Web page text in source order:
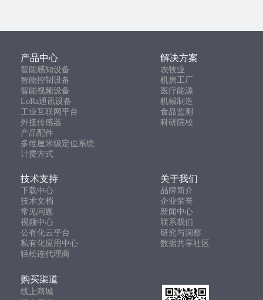
产品中心 解决方案
智能感知设备
农牧业
智能控制设备
机房工厂
智能视频设备
医疗能源
LoRa通讯设备
机械制造
工业互联网平台
食品监测
外接传感器
科研院校
产品配件
多维厘米级定位系统
计费方式
技术支持 关于我们
下载中心
品牌简介
技术文档
企业荣誉
常见问题
新闻中心
视频中心
联系我们
公有化云平台
研究与洞察
私有化应用中心
数据共享社区
轻松连代理商
购买渠道
线上商城